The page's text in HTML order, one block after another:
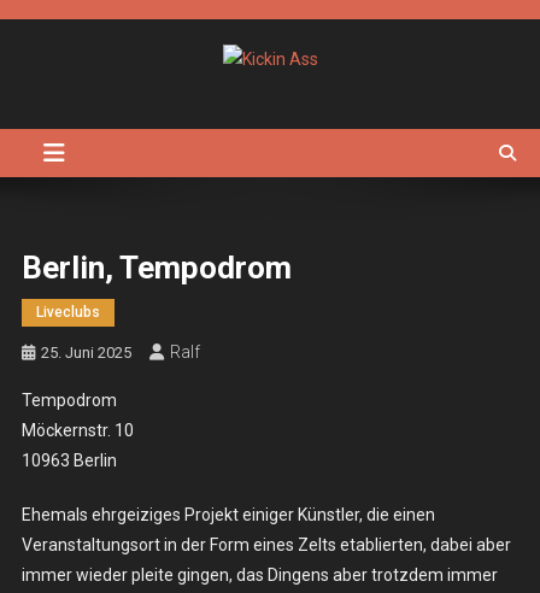
Berlin, Tempodrom
Liveclubs
25. Juni 2025 Ralf
Tempodrom
Möckernstr. 10
10963 Berlin
Ehemals ehrgeiziges Projekt einiger Künstler, die einen
Veranstaltungsort in der Form eines Zelts etablierten, dabei aber
immer wieder pleite gingen, das Dingens aber trotzdem immer